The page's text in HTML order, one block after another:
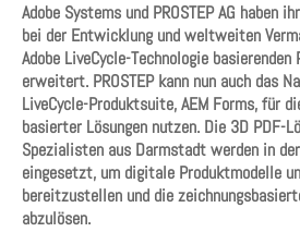
Adobe Systems und PROSTEP AG haben
bei der Entwicklung und weltweiten
Adobe LiveCycle-Technologie
erweitert. PROSTEP kann nun auch das
LiveCycle-Produktsuite, AEM Forms, für
basierter Lösungen nutzen. Die 3D PDF-
Spezialisten aus Darmstadt werden in
eingesetzt, um digitale Produktmodelle
bereitzustellen und die
abzulösen.